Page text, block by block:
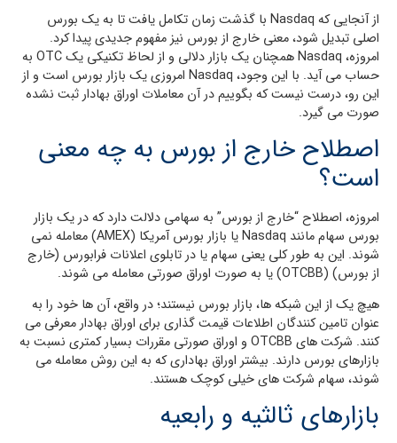
از آنجایی که Nasdaq با گذشت زمان تکامل یافت تا به یک بورس
اصلی تبدیل شود، معنی خارج از بورس نیز مفهوم جدیدی پیدا کرد.
امروزه، Nasdaq همچنان یک بازار دلالی و از لحاظ تکنیکی یک OTC به
حساب می آید. با این وجود، Nasdaq امروزی یک بازار بورس است و از
این رو، درست نیست که بگوییم در آن معاملات اوراق بهادار ثبت نشده
صورت می گیرد.
اصطلاح خارج از بورس به چه معنی
است؟
امروزه، اصطلاح “خارج از بورس” به سهامی دلالت دارد که در یک بازار
بورس سهام مانند Nasdaq یا بازار بورس آمریکا (AMEX) معامله نمی
شوند. این به طور کلی یعنی سهام یا در تابلوی اعلانات فرابورس (خارج
از بورس) (OTCBB) یا به صورت اوراق صورتی معامله می شوند.
هیچ یک از این شبکه ها، بازار بورس نیستند؛ در واقع، آن ها خود را به
عنوان تامین کنندگان اطلاعات قیمت گذاری برای اوراق بهادار معرفی می
کنند. شرکت های OTCBB و اوراق صورتی مقررات بسیار کمتری نسبت به
بازارهای بورس دارند. بیشتر اوراق بهاداری که به این روش معامله می
شوند، سهام شرکت های خیلی کوچک هستند.
بازارهای ثالثیه و رابعیه